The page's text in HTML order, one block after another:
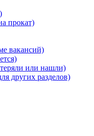
прокат)
вакансий)
или нашли)
других разделов)